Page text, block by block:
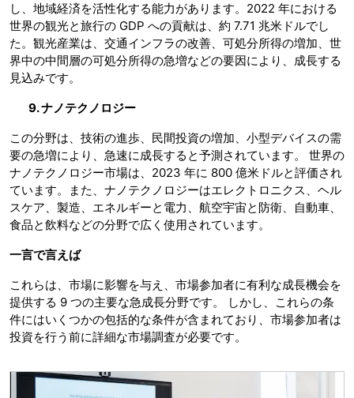
し、地域経済を活性化する能力があります。2022 年における
世界の観光と旅行の GDP への貢献は、約 7.71 兆米ドルでし
た。観光産業は、交通インフラの改善、可処分所得の増加、世
界中の中間層の可処分所得の急増などの要因により、成長する
見込みです。
9. ナノテクノロジー
この分野は、技術の進歩、民間投資の増加、小型デバイスの需
要の急増により、急速に成長すると予測されています。 世界の
ナノテクノロジー市場は、2023 年に 800 億米ドルと評価され
ています。また、ナノテクノロジーはエレクトロニクス、ヘル
スケア、製造、エネルギーと電力、航空宇宙と防衛、自動車、
食品と飲料などの分野で広く使用されています。
一言で言えば
これらは、市場に影響を与え、市場参加者に有利な成長機会を
提供する 9 つの主要な急成長分野です。 しかし、これらの条
件にはいくつかの包括的な条件が含まれており、市場参加者は
投資を行う前に詳細な市場調査が必要です。